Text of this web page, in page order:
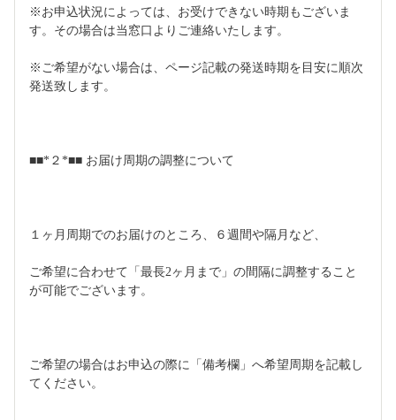
※お申込状況によっては、お受けできない時期もございま
す。その場合は当窓口よりご連絡いたします。
※ご希望がない場合は、ページ記載の発送時期を目安に順次
発送致します。
■■*２*■■ お届け周期の調整について
１ヶ月周期でのお届けのところ、６週間や隔月など、
ご希望に合わせて「最長2ヶ月まで」の間隔に調整すること
が可能でございます。
ご希望の場合はお申込の際に「備考欄」へ希望周期を記載し
てください。